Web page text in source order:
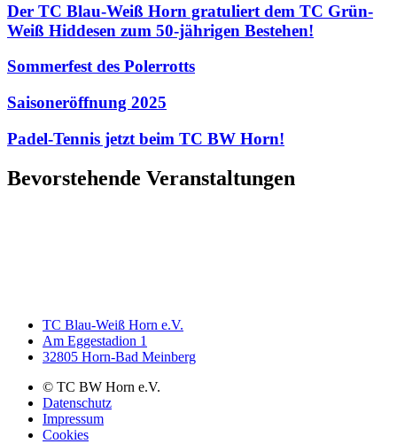
Der TC Blau-Weiß Horn gratuliert dem TC Grün-
Weiß Hiddesen zum 50-jährigen Bestehen!
Sommerfest des Polerrotts
Saisoneröffnung 2025
Padel-Tennis jetzt beim TC BW Horn!
Bevorstehende Veranstaltungen
TC Blau-Weiß Horn e.V.
Am Eggestadion 1
32805 Horn-Bad Meinberg
© TC BW Horn e.V.
Datenschutz
Impressum
Cookies